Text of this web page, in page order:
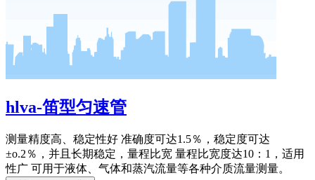
hlva-笛型匀速管
测量精度高、稳定性好 准确度可达1.5％，稳定度可达
±o.2％，并且长期稳定，量程比宽 量程比宽度达10：1，适用
性广 可用于液体、气体和蒸汽流量等各种介质流量测量。